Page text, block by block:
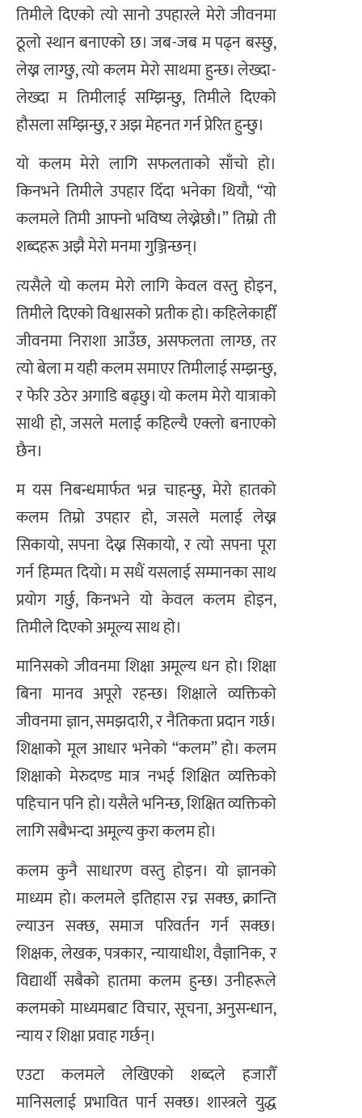
तिमीले दिएको त्यो सानो उपहारले मेरो जीवनमा
ठूलो स्थान बनाएको छ। जब-जब म पढ्न बस्छु,
लेख्न लाग्छु, त्यो कलम मेरो साथमा हुन्छ। लेख्दा-
लेख्दा म तिमीलाई सम्झिन्छु, तिमीले दिएको
हौसला सम्झिन्छु, र अझ मेहनत गर्न प्रेरित हुन्छु।
यो कलम मेरो लागि सफलताको साँचो हो।
किनभने तिमीले उपहार दिँदा भनेका थियौ, “यो
कलमले तिमी आफ्नो भविष्य लेख्नेछौ।” तिम्रो ती
शब्दहरू अझै मेरो मनमा गुञ्जिन्छन्।
त्यसैले यो कलम मेरो लागि केवल वस्तु होइन,
तिमीले दिएको विश्वासको प्रतीक हो। कहिलेकाहीँ
जीवनमा निराशा आउँछ, असफलता लाग्छ, तर
त्यो बेला म यही कलम समाएर तिमीलाई सम्झन्छु,
र फेरि उठेर अगाडि बढ्छु। यो कलम मेरो यात्राको
साथी हो, जसले मलाई कहिल्यै एक्लो बनाएको
छैन।
म यस निबन्धमार्फत भन्न चाहन्छु, मेरो हातको
कलम तिम्रो उपहार हो, जसले मलाई लेख्न
सिकायो, सपना देख्न सिकायो, र त्यो सपना पूरा
गर्न हिम्मत दियो। म सधैं यसलाई सम्मानका साथ
प्रयोग गर्छु, किनभने यो केवल कलम होइन,
तिमीले दिएको अमूल्य साथ हो।
मानिसको जीवनमा शिक्षा अमूल्य धन हो। शिक्षा
बिना मानव अपूरो रहन्छ। शिक्षाले व्यक्तिको
जीवनमा ज्ञान, समझदारी, र नैतिकता प्रदान गर्छ।
शिक्षाको मूल आधार भनेको “कलम” हो। कलम
शिक्षाको मेरुदण्ड मात्र नभई शिक्षित व्यक्तिको
पहिचान पनि हो। यसैले भनिन्छ, शिक्षित व्यक्तिको
लागि सबैभन्दा अमूल्य कुरा कलम हो।
कलम कुनै साधारण वस्तु होइन। यो ज्ञानको
माध्यम हो। कलमले इतिहास रच्न सक्छ, क्रान्ति
ल्याउन सक्छ, समाज परिवर्तन गर्न सक्छ।
शिक्षक, लेखक, पत्रकार, न्यायाधीश, वैज्ञानिक, र
विद्यार्थी सबैको हातमा कलम हुन्छ। उनीहरूले
कलमको माध्यमबाट विचार, सूचना, अनुसन्धान,
न्याय र शिक्षा प्रवाह गर्छन्।
एउटा कलमले लेखिएको शब्दले हजारौँ
मानिसलाई प्रभावित पार्न सक्छ। शास्त्रले युद्ध